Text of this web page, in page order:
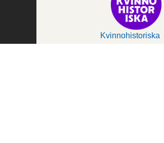
Kvinnohistoriska